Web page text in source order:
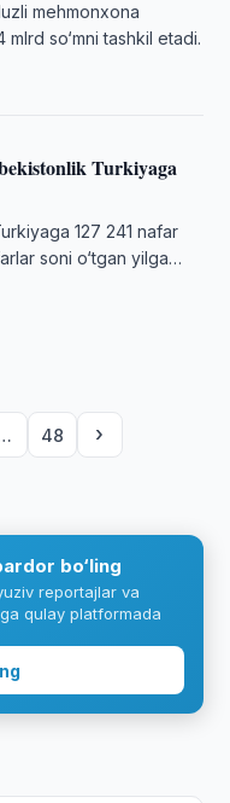
mehmonxona
mlrd so‘mni tashkil etadi.
Turkiyaga
127 241 nafar
soni o‘tgan yilga
48 ›
bo‘ling
reportajlar va
qulay platformada